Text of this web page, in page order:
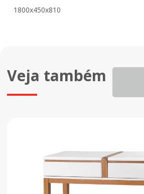
1800x450x810
Veja também